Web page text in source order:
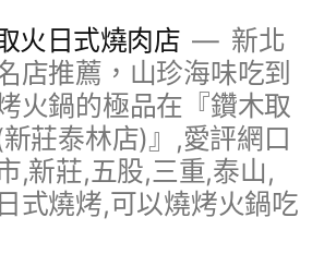
火日式燒肉店
新北
店推薦，山珍海味吃到
火鍋的極品在『鑽木取
莊泰林店)』,愛評網口
,新莊,五股,三重,泰山,
式燒烤,可以燒烤火鍋吃